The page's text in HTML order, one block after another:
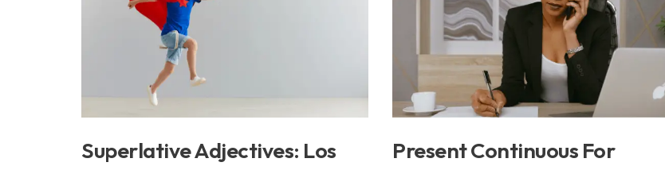
Superlative Adjectives: Los
Present Continuous For